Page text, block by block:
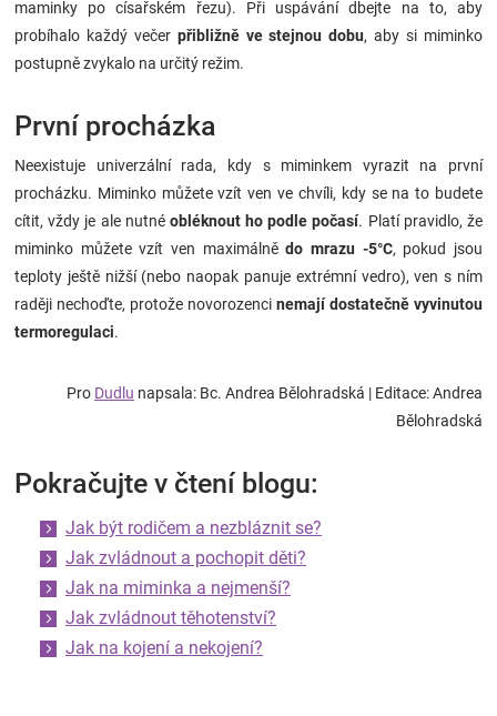
maminky po císařském řezu). Při uspávání dbejte na to, aby
probíhalo každý večer přibližně ve stejnou dobu, aby si miminko
postupně zvykalo na určitý režim.
První procházka
Neexistuje univerzální rada, kdy s miminkem vyrazit na první
procházku. Miminko můžete vzít ven ve chvíli, kdy se na to budete
cítit, vždy je ale nutné obléknout ho podle počasí. Platí pravidlo, že
miminko můžete vzít ven maximálnědo mrazu -5°C, pokud jsou
teploty ještě nižší (nebo naopak panuje extrémní vedro), ven s ním
raději nechoďte, protože novorozenci nemají dostatečně vyvinutou
termoregulaci.
Pro Dudlu napsala: Bc. Andrea Bělohradská | Editace: Andrea
Bělohradská
Pokračujte v čtení blogu:
Jak být rodičem a nezbláznit se?
Jak zvládnout a pochopit děti?
Jak na miminka a nejmenší?
Jak zvládnout těhotenství?
Jak na kojení a nekojení?